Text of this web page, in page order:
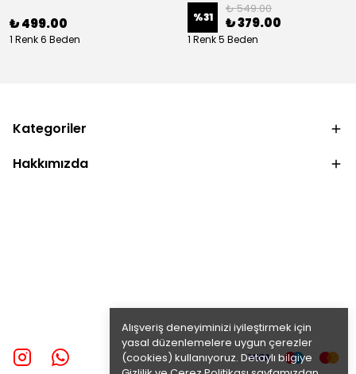
Alışveriş deneyiminizi iyileştirmek için
yasal düzenlemelere uygun çerezler
(cookies) kullanıyoruz. Detaylı bilgiye
₺ 499.00
1 Renk 6 Beden
%31
₺ 549.00
₺ 379.00
1 Renk 5 Beden
Kategoriler
Hakkımızda